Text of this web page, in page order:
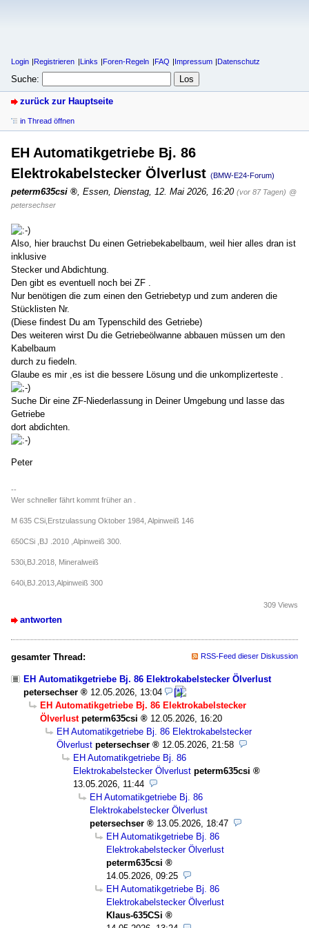
Login Registrieren Links Foren-Regeln FAQ Impressum Datenschutz
Suche:
zurück zur Hauptseite
in Thread öffnen
EH Automatikgetriebe Bj. 86
Elektrokabelstecker Ölverlust (BMW-E24-Forum)
peterm635csi Essen Dienstag, 12. Mai 2026, 16:20 (vor 87 Tagen) @
petersechser
Also, hier brauchst Du einen Getriebekabelbaum, weil hier alles dran ist
inklusive
Stecker und Abdichtung.
Den gibt es eventuell noch bei ZF .
Nur benötigen die zum einen den Getriebetyp und zum anderen die
Stücklisten Nr.
(Diese findest Du am Typenschild des Getriebe)
Des weiteren wirst Du die Getriebeölwanne abbauen müssen um den
Kabelbaum
durch zu fiedeln.
Glaube es mir ,es ist die bessere Lösung und die unkomplizerteste .
Suche Dir eine ZF-Niederlassung in Deiner Umgebung und lasse das
Getriebe
dort abdichten.
Peter
--
Wer schneller fährt kommt früher an .
M 635 CSi,Erstzulassung Oktober 1984, Alpinweiß 146
650CSi ,BJ .2010 ,Alpinweiß 300.
530i,BJ.2018, Mineralweiß
640i,BJ.2013,Alpinweiß 300
antworten
309 Views
gesamter Thread: RSS-Feed dieser Diskussion
EH Automatikgetriebe Bj. 86 Elektrokabelstecker Ölverlust
petersechser
12.05.2026, 13:04
EH Automatikgetriebe Bj. 86 Elektrokabelstecker
Ölverlust peterm635csi
12.05.2026, 16:20
EH Automatikgetriebe Bj. 86 Elektrokabelstecker
Ölverlust petersechser
12.05.2026, 21:58
EH Automatikgetriebe Bj. 86
Elektrokabelstecker Ölverlust peterm635csi
13.05.2026, 11:44
EH Automatikgetriebe Bj. 86
Elektrokabelstecker Ölverlust
petersechser
13.05.2026, 18:47
EH Automatikgetriebe Bj. 86
Elektrokabelstecker Ölverlust
peterm635csi
14.05.2026, 09:25
EH Automatikgetriebe Bj. 86
Elektrokabelstecker Ölverlust
Klaus-635CSi